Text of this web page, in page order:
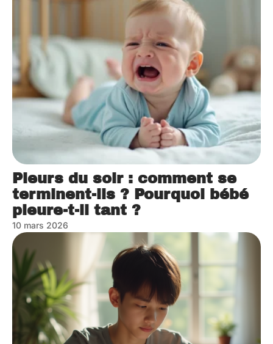
Pleurs du soir : comment se
terminent-ils ? Pourquoi bébé
pleure-t-il tant ?
10 mars 2026